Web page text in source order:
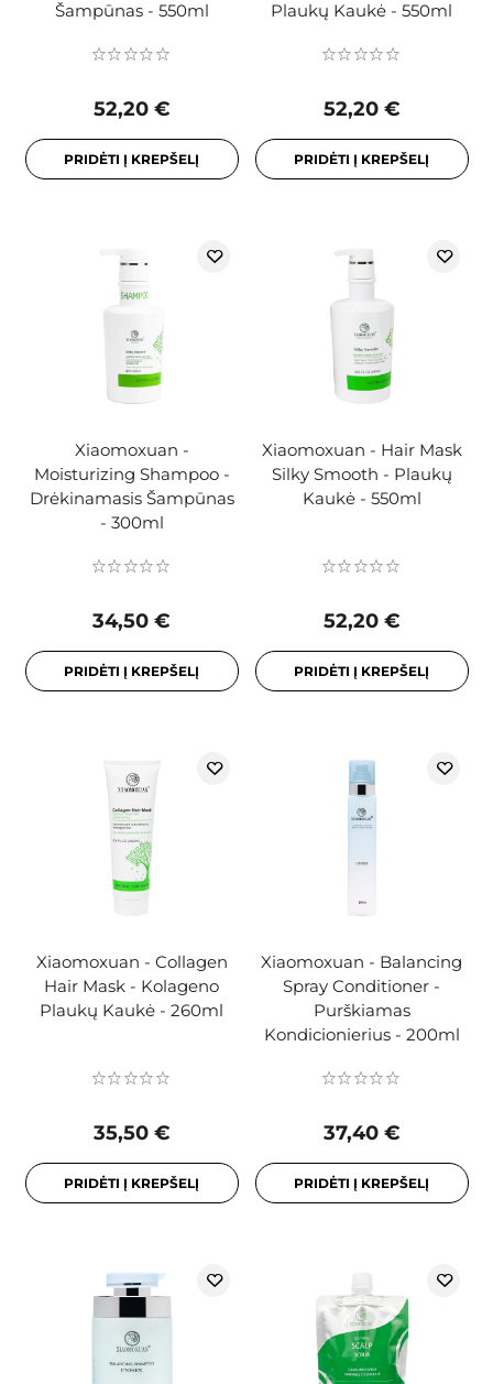
Šampūnas - 550ml
52,20 €
PRIDĖTI Į KREPŠELĮ
Plaukų Kaukė - 550ml
52,20 €
PRIDĖTI Į KREPŠELĮ
Xiaomoxuan -
Moisturizing Shampoo -
Drėkinamasis Šampūnas
- 300ml
34,50 €
PRIDĖTI Į KREPŠELĮ
Xiaomoxuan - Hair Mask
Silky Smooth - Plaukų
Kaukė - 550ml
52,20 €
PRIDĖTI Į KREPŠELĮ
Xiaomoxuan - Collagen
Hair Mask - Kolageno
Plaukų Kaukė - 260ml
35,50 €
PRIDĖTI Į KREPŠELĮ
Xiaomoxuan - Balancing
Spray Conditioner -
Purškiamas
Kondicionierius - 200ml
37,40 €
PRIDĖTI Į KREPŠELĮ